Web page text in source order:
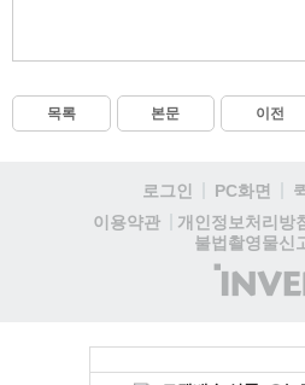
목록 본문 이전
로그인 PC화면
이용약관
개인정보처리방
불법촬영물신
(주)
인